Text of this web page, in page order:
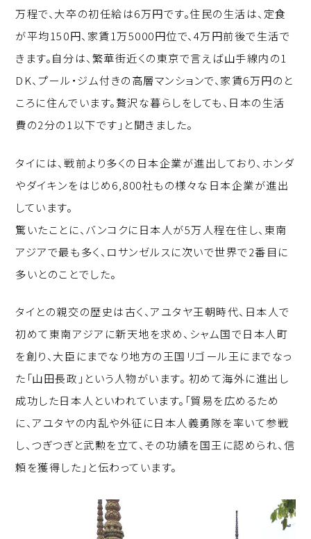
万程で、大卒の初任給は6万円です。住民の生活は、定食
が平均150円、家賃1万5000円位で、4万円前後で生活で
きます。自分は、繁華街近くの東京で言えば山手線内の1
DK、プール・ジム付きの高層マンションで、家賃6万円のと
ころに住んでいます。贅沢な暮らしをしても、日本の生活
費の2分の1以下です」と聞きました。
タイには、戦前より多くの日本企業が進出しており、ホンダ
やダイキンをはじめ6,800社もの様々な日本企業が進出
しています。
驚いたことに、バンコクに日本人が5万人程在住し、東南
アジアで最も多く、ロサンゼルスに次いで世界で2番目に
多いとのことでした。
タイとの親交の歴史は古く、アユタヤ王朝時代、日本人で
初めて東南アジアに新天地を求め、シャム国で日本人町
を創り、大臣にまでなり地方の王国リゴール王にまでなっ
た「山田長政」という人物がいます。 初めて海外に進出し
成功した日本人といわれています。「貿易を広めるため
に、アユタヤの内乱や外征に日本人義勇隊を率いて参戦
し、つぎつぎと武勲を立て、その功績を国王に認められ、信
頼を獲得した」と伝わっています。